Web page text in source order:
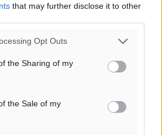
that may further disclose it to other
Opt Outs
the Sharing of my
the Sale of my
από 129.000 επιβάτες